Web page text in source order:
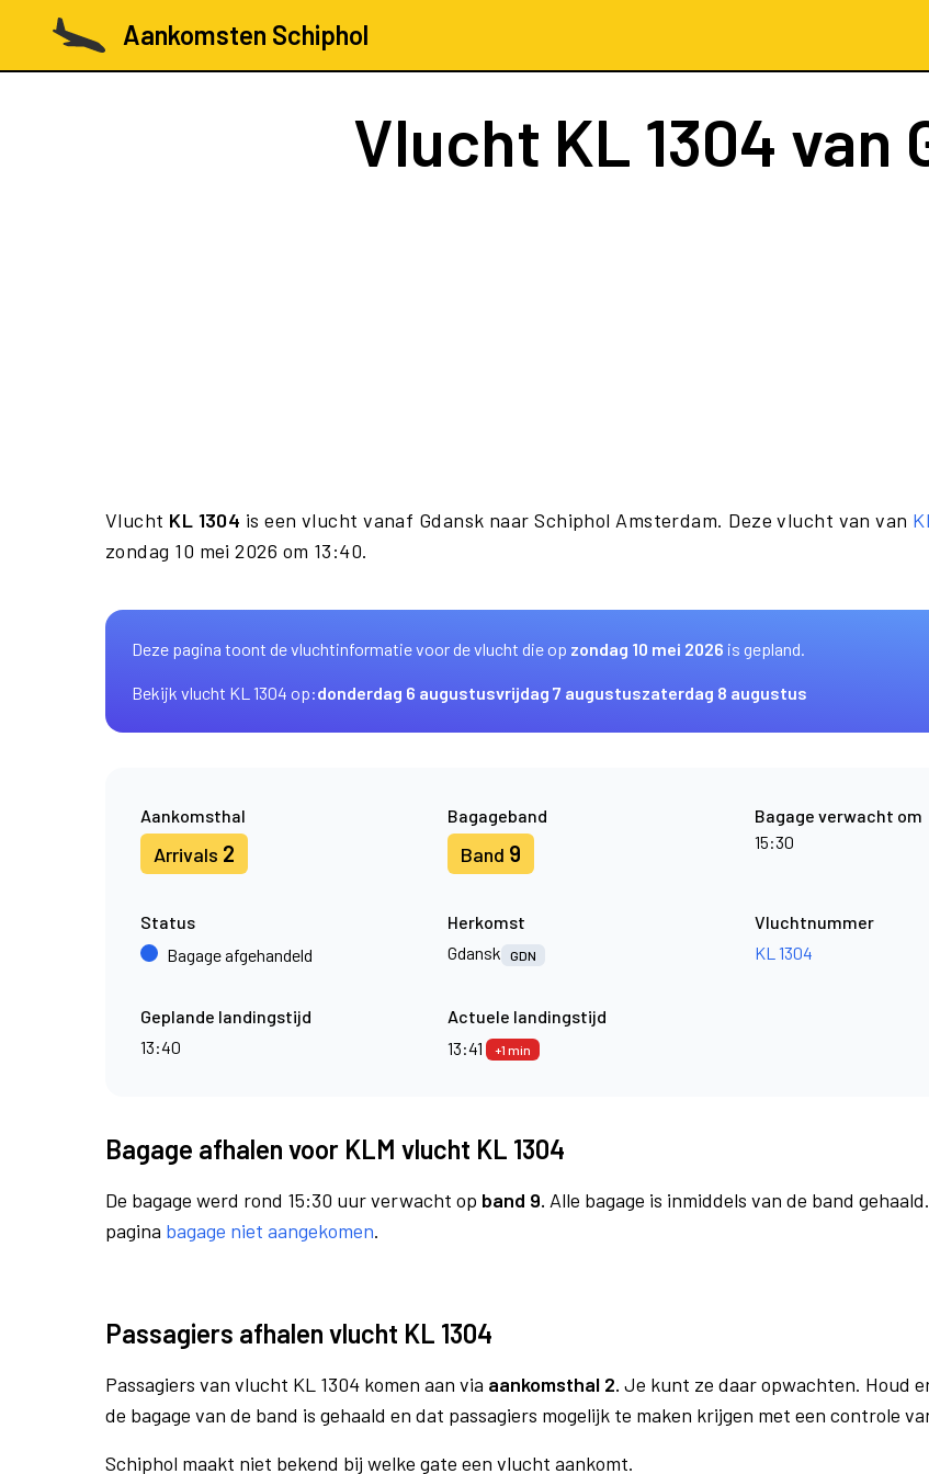
Aankomsten Schiphol
Vlucht KL 1304 van
Vlucht KL 1304 is een vlucht vanaf Gdansk naar Schiphol Amsterdam. Deze vlucht van van
zondag 10 mei 2026 om 13:40.
Deze pagina toont de vluchtinformatie voor de vlucht die op zondag 10 mei 2026 is gepland.
Bekijk vlucht KL 1304 op:donderdag 6 augustusvrijdag 7 augustuszaterdag 8 augustus
Aankomsthal
Arrivals 2
Bagageband
Band 9
Bagage verwacht om
15:30
Status
Bagage afgehandeld
Herkomst
Gdansk
GDN
Vluchtnummer
KL 1304
Geplande landingstijd
13:40
Actuele landingstijd
13:41
+1 min
Bagage afhalen voor KLM vlucht KL 1304
De bagage werd rond 15:30 uur verwacht op band 9. Alle bagage is inmiddels van de band
pagina bagage niet aangekomen.
Passagiers afhalen vlucht KL 1304
Passagiers van vlucht KL 1304 komen aan via aankomsthal 2. Je kunt ze daar opwachten. Houd
de bagage van de band is gehaald en dat passagiers mogelijk te maken krijgen met een controle
Schiphol maakt niet bekend bij welke gate een vlucht aankomt.